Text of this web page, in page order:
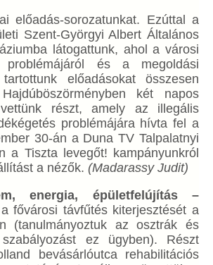
előadás-sorozatunkat. Ezúttal a
Szent-Györgyi Albert Általános
látogattunk, ahol a városi
problémájáról és a megoldási
tartottunk előadásokat összesen
két napos
vettünk részt, amely az illegális
problémájára hívta fel a
30-án a Duna TV Talpalatnyi
a Tiszta levegőt! kampányunkról
a nézők. (Madarassy Judit)
energia, épületfelújítás –
fővárosi távfűtés kiterjesztését a
(tanulmányoztuk az osztrák és
ez ügyben). Részt
bevásárlóutca rehabilitációs